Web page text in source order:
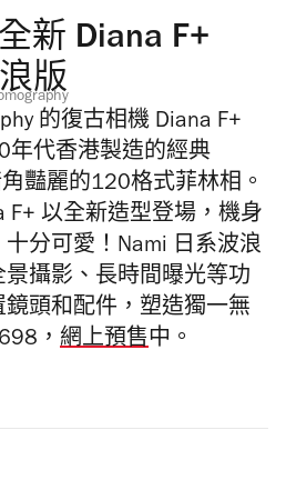
新 Diana F+
版
的復古相機 Diana F+
年代香港製造的經典
豔麗的120格式菲林相。
F+ 以全新造型登場，機身
分可愛！ Nami 日系波浪
景攝影、長時間曝光等功
頭和配件，塑造獨一無
， 網上預售中。